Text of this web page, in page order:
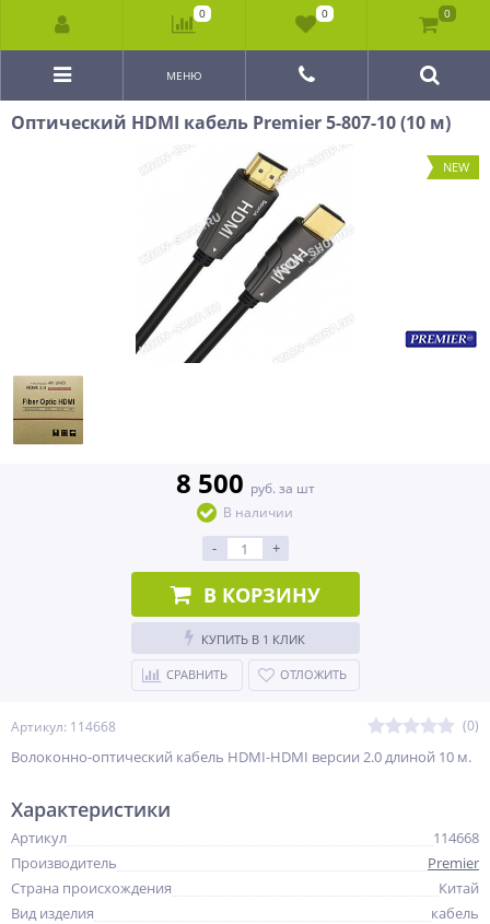
МЕНЮ
Оптический HDMI кабель Premier 5-807-10 (10 м)
NEW
Артикул: 114668 (0)
Волоконно-оптический кабель HDMI-HDMI версии 2.0 длиной 10 м.
8 500 руб. за шт
В наличии
- +
В КОРЗИНУ
КУПИТЬ В 1 КЛИК
СРАВНИТЬ ОТЛОЖИТЬ
Характеристики
Артикул
114668
Производитель
Premier
Страна происхождения
Китай
Вид изделия
кабель
0 0 0